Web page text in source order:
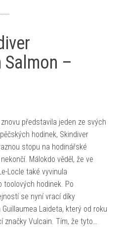
Salmon –
představila jeden ze svých
hodinek, Skindiver
stopu na hodinářské
Málokdo věděl, že ve
Locle také vyvinula
hodinek. Po
se nyní vrací díky
Laideta, který od roku
Vulcain. Tím, že tyto…